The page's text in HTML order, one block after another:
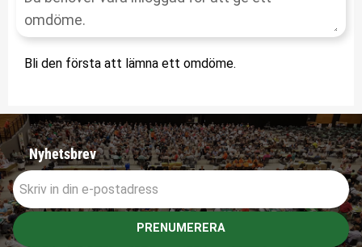
Bli den första att lämna ett omdöme.
Nyhetsbrev
PRENUMERERA